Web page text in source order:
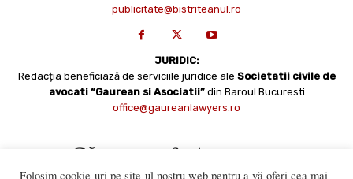
publicitate@bistriteanul.ro
JURIDIC:
Redacția beneficiază de serviciile juridice ale Societatii civile de
avocati “Gaurean si Asociatii” din Baroul Bucuresti
office@gaureanlawyers.ro
Folosim cookie-uri pe site-ul nostru web pentru a vă oferi cea mai